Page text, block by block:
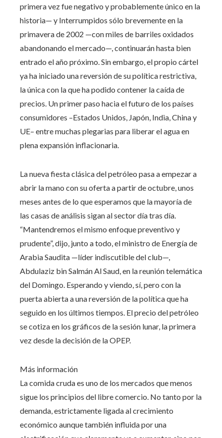
primera vez fue negativo y probablemente único en la
historia— y Interrumpidos sólo brevemente en la
primavera de 2002 —con miles de barriles oxidados
abandonando el mercado—, continuarán hasta bien
entrado el año próximo. Sin embargo, el propio cártel
ya ha iniciado una reversión de su política restrictiva,
la única con la que ha podido contener la caída de
precios. Un primer paso hacia el futuro de los países
consumidores –Estados Unidos, Japón, India, China y
UE– entre muchas plegarias para liberar el agua en
plena expansión inflacionaria.
La nueva fiesta clásica del petróleo pasa a empezar a
abrir la mano con su oferta a partir de octubre, unos
meses antes de lo que esperamos que la mayoría de
las casas de análisis sigan al sector día tras día.
“Mantendremos el mismo enfoque preventivo y
prudente”, dijo, junto a todo, el ministro de Energía de
Arabia Saudita —líder indiscutible del club—,
Abdulaziz bin Salmán Al Saud, en la reunión telemática
del Domingo. Esperando y viendo, sí, pero con la
puerta abierta a una reversión de la política que ha
seguido en los últimos tiempos. El precio del petróleo
se cotiza en los gráficos de la sesión lunar, la primera
vez desde la decisión de la OPEP.
Más información
La comida cruda es uno de los mercados que menos
sigue los principios del libre comercio. No tanto por la
demanda, estrictamente ligada al crecimiento
económico aunque también influida por una